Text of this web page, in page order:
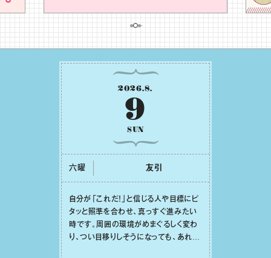
2026.8.
9
SUN
六曜 友引
⾃分が「これだ！」と信じる⼈や⽬標にピ
タッと照準を合わせ、真っすぐ進みたい
時です。周囲の環境がめまぐるしく変わ
り、つい⽬移りしそうになっても、あれこ